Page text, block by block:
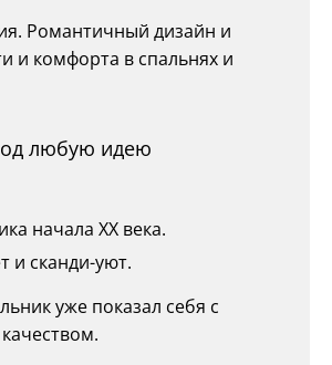
Романтичный дизайн и
и комфорта в спальнях и
любую идею
начала XX века.
и сканди-уют.
уже показал себя с